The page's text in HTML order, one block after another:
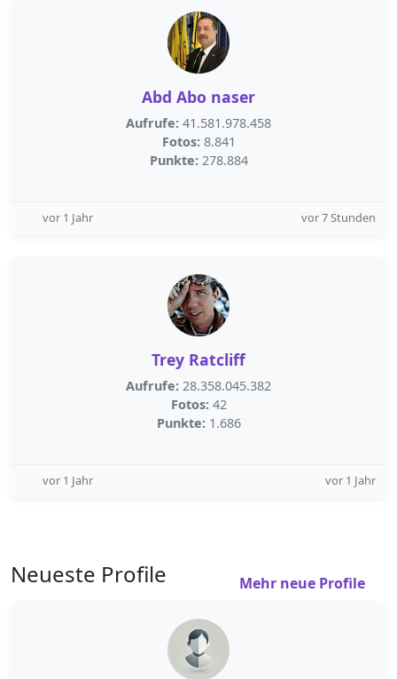
Abd Abo naser
Aufrufe: 41.581.978.458
Fotos: 8.841
Punkte: 278.884
vor 1 Jahr vor 7 Stunden
Trey Ratcliff
Aufrufe: 28.358.045.382
Fotos: 42
Punkte: 1.686
vor 1 Jahr vor 1 Jahr
Neueste Profile Mehr neue Profile